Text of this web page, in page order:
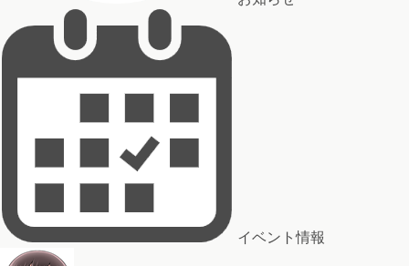
イベント情報